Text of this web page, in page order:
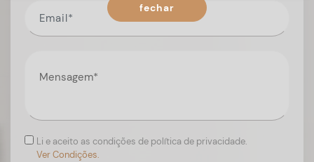
Li e aceito as condições de política de privacidade.
Ver Condições.
fechar